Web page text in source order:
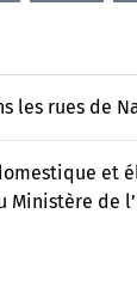
les rues de
et
Ministère de